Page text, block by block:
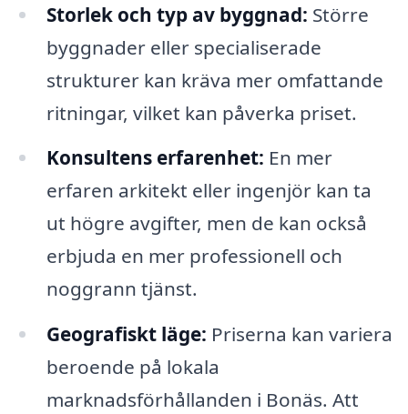
Storlek och typ av byggnad: Större
byggnader eller specialiserade
strukturer kan kräva mer omfattande
ritningar, vilket kan påverka priset.
Konsultens erfarenhet: En mer
erfaren arkitekt eller ingenjör kan ta
ut högre avgifter, men de kan också
erbjuda en mer professionell och
noggrann tjänst.
Geografiskt läge: Priserna kan variera
beroende på lokala
marknadsförhållanden i Bonäs. Att